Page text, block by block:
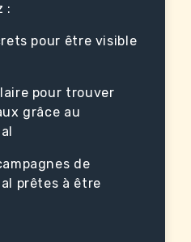
:
pour être visible
pour trouver
grâce au
de
prêtes à être